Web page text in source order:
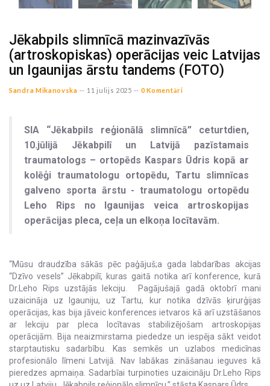
Jēkabpils slimnīcā mazinvazīvās
(artroskopiskas) operācijas veic Latvijas
un Igaunijas ārstu tandems (FOTO)
Sandra Mikanovska -- 11 julijs 2025 -- 0 Komentāri
SIA “Jēkabpils reģionālā slimnīcā” ceturtdien,
10.jūlijā Jēkabpilī un Latvijā pazīstamais
traumatologs – ortopēds Kaspars Ūdris kopā ar
kolēģi traumatologu ortopēdu, Tartu slimnīcas
galveno sporta ārstu - traumatologu ortopēdu
Leho Rips no Igaunijas veica artroskopijas
operācijas pleca, ceļa un elkoņa locītavām.
“Mūsu draudzība sākās pēc paģājuš;a gada labdarības akcijas
“Dzīvo vesels” Jēkabpilī, kuras gaitā notika arī konference, kurā
Dr.Leho Rips uzstājās lekciju. Pagājušajā gadā oktobrī mani
uzaicināja uz Igauniju, uz Tartu, kur notika dzīvās ķirurģijas
operācijas, kas bija jāveic konferences ietvaros kā arī uzstāšanos
ar lekciju par pleca locītavas stabilizējošam artroskopijas
operācijām. Bija neaizmirstama piededze un iespēja sākt veidot
starptautisku sadarbību. Kas semkēs un uzlabos medicīnas
profesionālo līmeni Latvijā. Nav labākas zināšanau ieguves kā
pieredzes apmaiņa. Sadarbīai turpinoties uzaicināju Dr.Leho Rips